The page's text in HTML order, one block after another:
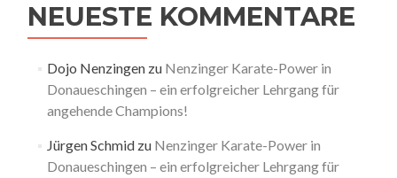
NEUESTE KOMMENTARE
Dojo Nenzingenzu Nenzinger Karate-Power in
Donaueschingen – ein erfolgreicher Lehrgang für
angehende Champions!
Jürgen Schmidzu Nenzinger Karate-Power in
Donaueschingen – ein erfolgreicher Lehrgang für